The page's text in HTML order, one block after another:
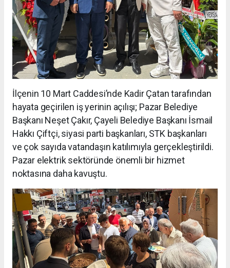
İlçenin 10 Mart Caddesi’nde Kadir Çatan tarafından
hayata geçirilen iş yerinin açılışı; Pazar Belediye
Başkanı Neşet Çakır, Çayeli Belediye Başkanı İsmail
Hakkı Çiftçi, siyasi parti başkanları, STK başkanları
ve çok sayıda vatandaşın katılımıyla gerçekleştirildi.
Pazar elektrik sektöründe önemli bir hizmet
noktasına daha kavuştu.